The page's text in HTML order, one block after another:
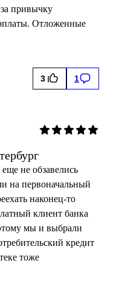
привычку
Отложенные
3 1
не обзавелись
на первоначальный
наконец-то
клиент банка
мы и выбрали
кредит
тоже